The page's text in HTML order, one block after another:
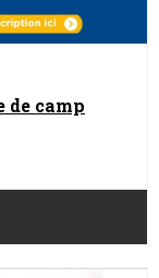
de camp